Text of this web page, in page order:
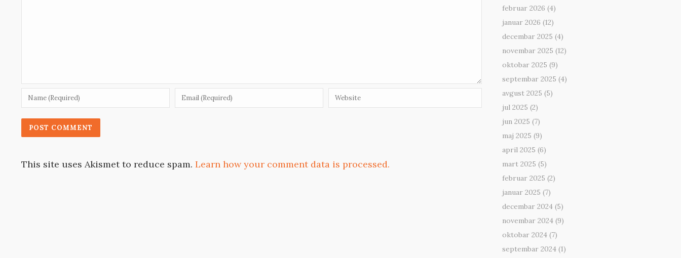
This site uses Akismet to reduce spam. Learn how your comment data is processed.
februar 2026 (4)
januar 2026 (12)
decembar 2025 (4)
novembar 2025 (12)
oktobar 2025 (9)
septembar 2025 (4)
avgust 2025 (5)
jul 2025 (2)
jun 2025 (7)
maj 2025 (9)
april 2025 (6)
mart 2025 (5)
februar 2025 (2)
januar 2025 (7)
decembar 2024 (5)
novembar 2024 (9)
oktobar 2024 (7)
septembar 2024 (1)